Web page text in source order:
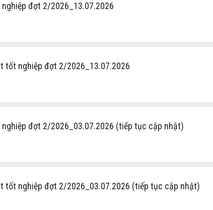
đợt 2/2026_13.07.2026
tốt nghiệp đợt 2/2026_13.07.2026
đợt 2/2026_03.07.2026 (tiếp tục cập nhật)
tốt nghiệp đợt 2/2026_03.07.2026 (tiếp tục cập nhật)